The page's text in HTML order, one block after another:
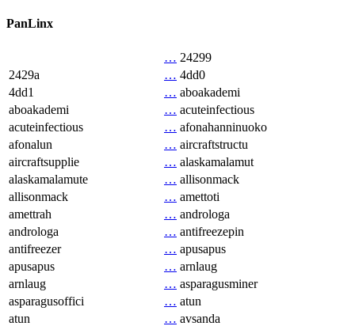
PanLinx
… 24299
2429a
… 4dd0
4dd1
… aboakademi
aboakademi
… acuteinfectious
acuteinfectious
… afonahanninuoko
afonalun
… aircraftstructu
aircraftsupplie
… alaskamalamut
alaskamalamute
… allisonmack
allisonmack
… amettoti
amettrah
… androloga
androloga
… antifreezepin
antifreezer
… apusapus
apusapus
… arnlaug
arnlaug
… asparagusminer
asparagusoffici
… atun
atun
… avsanda